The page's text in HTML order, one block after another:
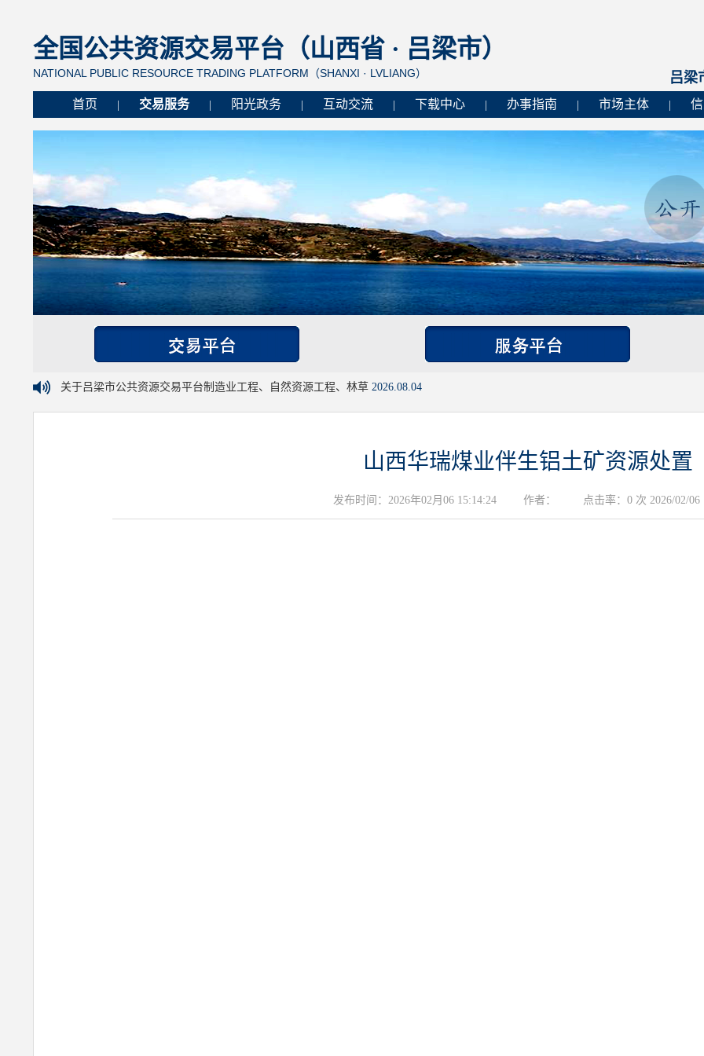
全国公共资源交易平台（山西省 · 吕梁市）
NATIONAL PUBLIC RESOURCE TRADING PLATFORM（SHANXI · LVLIANG） 吕梁
首页 交易服务 阳光政务 互动交流 下载中心 办事指南 市场主体
关于吕梁市公共资源交易平台制造业工程、自然资源工程、林草 2026.08.04
山西华瑞煤业伴生铝土矿资源处置
发布时间：2026年02月06 15:14:24 作者： 点击率：0 次 2026/02/06